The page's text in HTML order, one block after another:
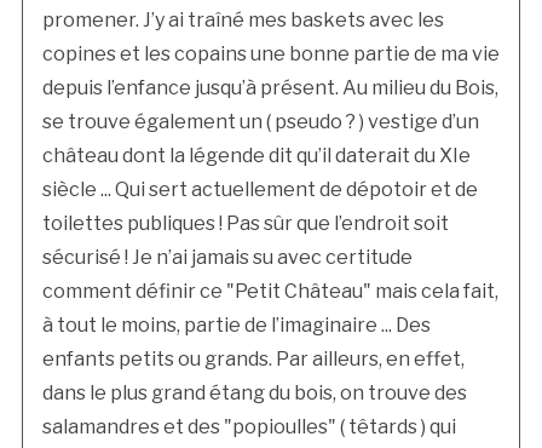
promener. J’y ai traîné mes baskets avec les
copines et les copains une bonne partie de ma vie
depuis l’enfance jusqu’à présent. Au milieu du Bois,
se trouve également un ( pseudo ? ) vestige d’un
château dont la légende dit qu’il daterait du XIe
siècle ... Qui sert actuellement de dépotoir et de
toilettes publiques ! Pas sûr que l’endroit soit
sécurisé ! Je n’ai jamais su avec certitude
comment définir ce "Petit Château" mais cela fait,
à tout le moins, partie de l’imaginaire ... Des
enfants petits ou grands. Par ailleurs, en effet,
dans le plus grand étang du bois, on trouve des
salamandres et des "popioulles" ( têtards ) qui